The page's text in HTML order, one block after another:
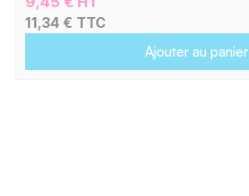
11,34 € TTC
Ajouter au panier